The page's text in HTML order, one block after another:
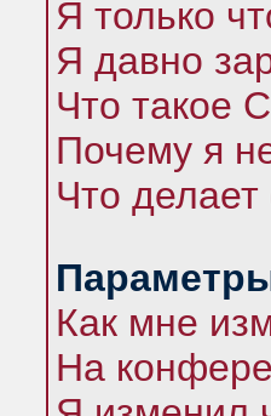
Я только
Я давно
Что такое
Почему я
Что
Как мне
На